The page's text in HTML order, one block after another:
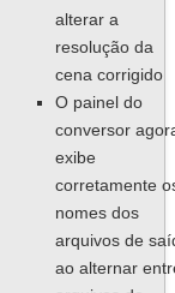
alterar a
resolução da
cena corrigido
O painel do
conversor
exibe
corretamente
nomes dos
arquivos de
ao alternar